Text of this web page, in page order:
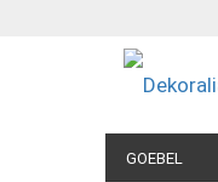
GOEBEL